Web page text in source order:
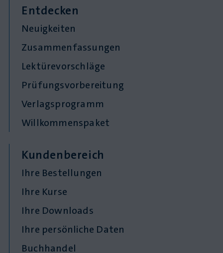
Entdecken
Neuigkeiten
Zusammenfassungen
Lektürevorschläge
Prüfungsvorbereitung
Verlagsprogramm
Willkommenspaket
Kundenbereich
Ihre Bestellungen
Ihre Kurse
Ihre Downloads
Ihre persönliche Daten
Buchhandel